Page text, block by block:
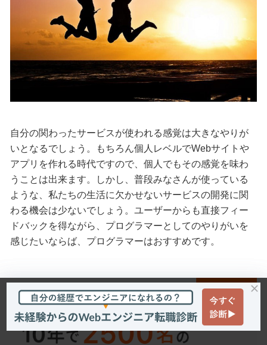
自分の関わったサービスが使われる感覚は大きなやりが
いとなるでしょう。もちろん個人レベルでWebサイトや
アプリを作れる時代ですので、個人でもその感覚を味わ
うことは出来ます。しかし、普段みなさんが使っている
ような、私たちの生活に欠かせないサービスの開発に関
わる機会は少ないでしょう。ユーザーからも直接フィー
ドバックを得ながら、プログラマーとしてのやりがいを
感じたいならば、プログラマーはおすすめです。